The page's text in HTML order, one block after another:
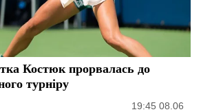
Костюк прорвалась до
турніру
19:45 08.06